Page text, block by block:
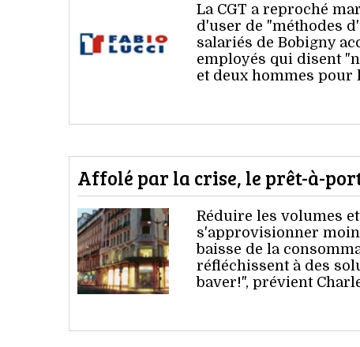
La CGT a reproché
d'user de "méthodes
salariés de Bobigny
employés qui disent
et deux hommes
Affolé par la crise, le prêt-à-
Réduire les volumes
s'approvisionner
baisse de la
réfléchissent à des
baver!", prévient